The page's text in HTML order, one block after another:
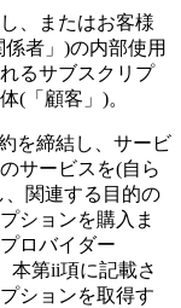
、またはお客様
係者 」)の内部使用
るサブスクリプ
(「 顧客 」)。
を締結し、サービ
サービスを(自ら
関連する目的の
ションを購入ま
ロバイダー
本第ii項に記載さ
ションを取得す